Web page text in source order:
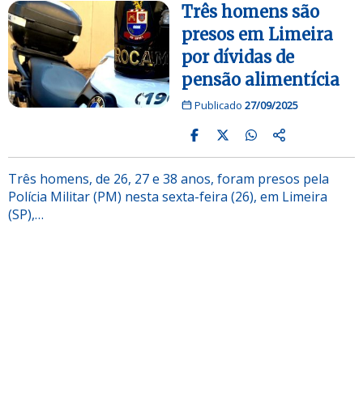
Três homens são
presos em Limeira
por dívidas de
pensão alimentícia
Publicado 27/09/2025
Três homens, de 26, 27 e 38 anos, foram presos pela
Polícia Militar (PM) nesta sexta-feira (26), em Limeira
(SP),…